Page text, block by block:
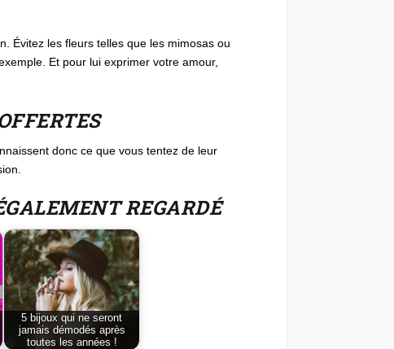
Évitez les fleurs telles que les mimosas ou
Et pour lui exprimer votre amour,
donc ce que vous tentez de leur
REGARDÉ
5 bijoux qui ne seront
jamais démodés après
toutes les années !